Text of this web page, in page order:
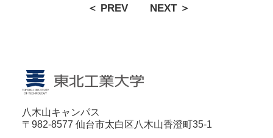
＜ PREV NEXT ＞
八木山キャンパス
〒982-8577 仙台市太白区八木山香澄町35-1